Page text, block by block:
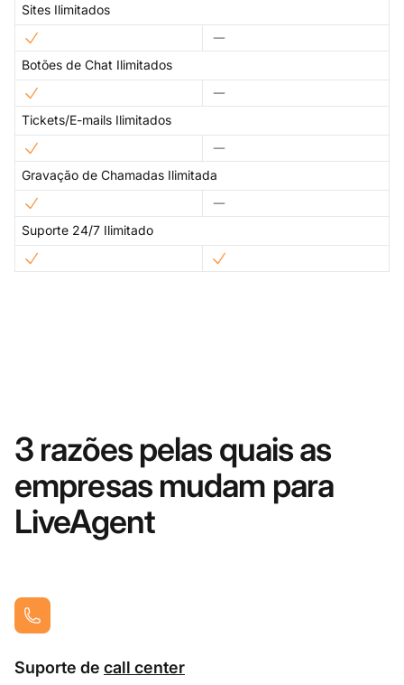
Sites Ilimitados
Botões de Chat Ilimitados
Tickets/E-mails Ilimitados
Gravação de Chamadas Ilimitada
Suporte 24/7 Ilimitado
3 razões pelas quais as
empresas mudam para
LiveAgent
Suporte de call center